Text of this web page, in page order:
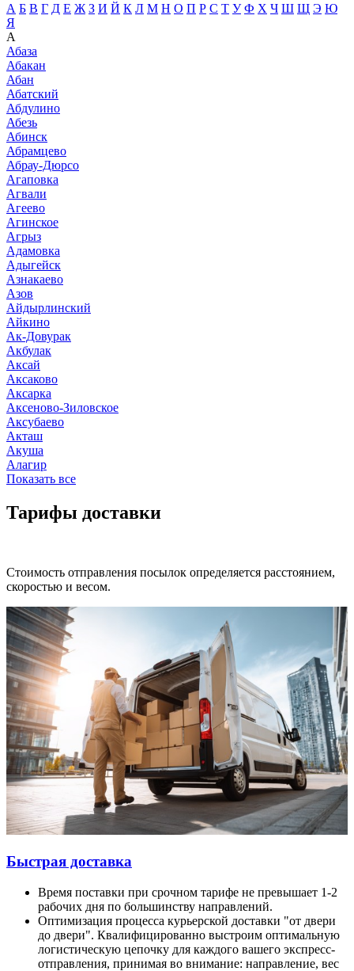
А Б В Г Д Е Ж З И Й К Л М Н О П Р С Т У Ф Х Ч Ш Щ Э Ю
Я
А
Абаза
Абакан
Абан
Абатский
Абдулино
Абезь
Абинск
Абрамцево
Абрау-Дюрсо
Агаповка
Агвали
Агеево
Агинское
Агрыз
Адамовка
Адыгейск
Азнакаево
Азов
Айдырлинский
Айкино
Ак-Довурак
Акбулак
Аксай
Аксаково
Аксарка
Аксеново-Зиловское
Аксубаево
Акташ
Акуша
Алагир
Показать все
Тарифы доставки
Стоимость отправления посылок определяется расстоянием,
скоростью и весом.
Быстрая доставка
Время поставки при срочном тарифе не превышает 1-2
рабочих дня по большинству направлений.
Оптимизация процесса курьерской доставки "от двери
до двери". Квалифицированно выстроим оптимальную
логистическую цепочку для каждого вашего экспресс-
отправления, принимая во внимание: направление, вес